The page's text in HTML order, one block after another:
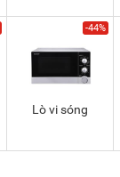
-44%
Lò vi sóng